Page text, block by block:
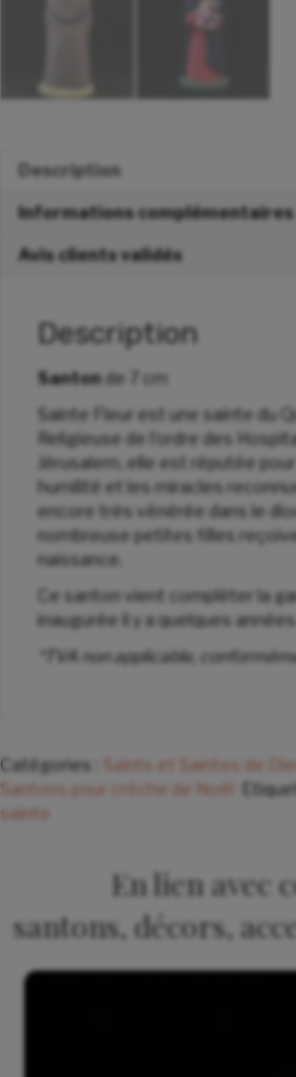
Description
Informations complémentaires
Avis clients validés
Description
Santonde 7 cm
Sainte Fleur est une sainte du
Religieuse de l’ordre des
Jérusalem, elle est réputée
humilité et les miracles
encore très vénérée dans le
nombreuse petites filles
naissance.
Ce santon vient compléter la
inaugurée il y a quelques
*TVA non applicable,
Catégories : Saints et Saintes de
Santons pour crèche de Noël
sainte
En lien avec
santons, décors,